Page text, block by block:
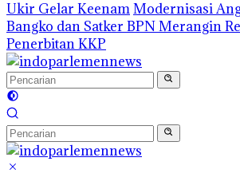
Ukir Gelar KeenamModernisasi
Bangko dan Satker BPN Merangin
Penerbitan KKP